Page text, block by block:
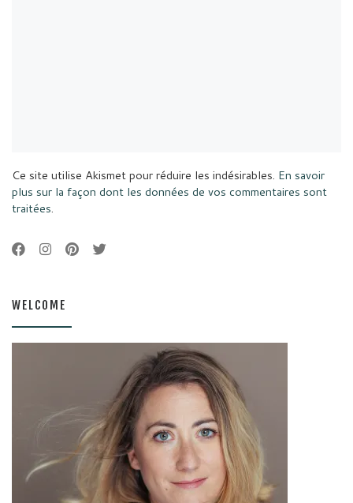
Ce site utilise Akismet pour réduire les indésirables. En savoir
plus sur la façon dont les données de vos commentaires sont
traitées.
WELCOME